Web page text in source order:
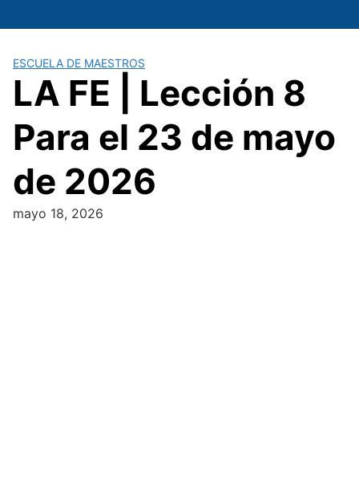
al
ESCUELA DE MAESTROS
LA FE | Lección 8
Para el 23 de mayo
de 2026
mayo 18, 2026